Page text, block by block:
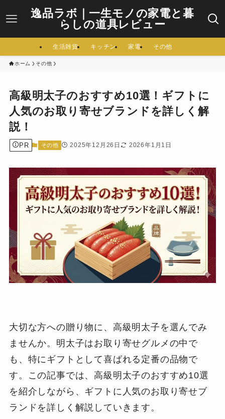
逸品ラボ｜一生モノの家電と暮
らしの道具レビュー
生活雑貨 キッチン 家電 その他
ホーム その他
高級明太子のおすすめ10選！ギフトに
人気のお取り寄せブランドを詳しく解
説！
PR その他 2025年12月26日 2026年1月1日
大切な方への贈り物に、高級明太子を選んでみ
ませんか。明太子はお取り寄せグルメの中で
も、特にギフトとして喜ばれる定番の品物で
す。この記事では、高級明太子のおすすめ10選
を紹介しながら、ギフトに人気のお取り寄せブ
ランドを詳しく解説していきます。